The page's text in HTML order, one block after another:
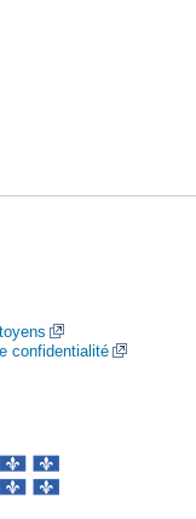
confidentialité